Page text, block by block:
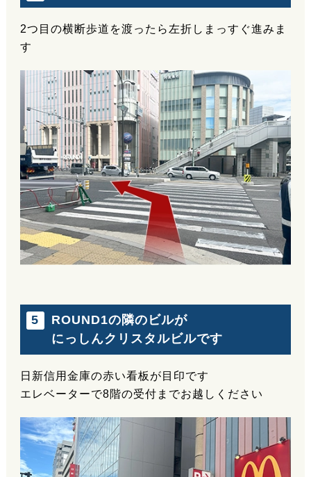
2つ目の横断歩道を渡ったら左折しまっすぐ進みま
す
5
ROUND1の隣のビルが
にっしんクリスタルビルです
日新信用金庫の赤い看板が目印です
エレベーターで8階の受付までお越しください